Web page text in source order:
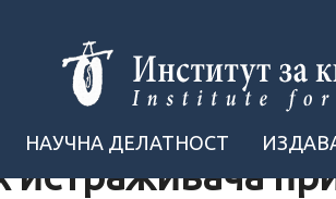
НАУЧНА ДЕЛАТНОСТ
истраживача